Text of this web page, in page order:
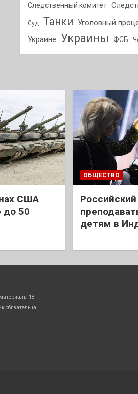
Следственный комитет
Суд Танки Уголовный
Украине Украины ФСБ
США
до 50
ОБЩЕСТВО
детям в
18+!
обязательна.